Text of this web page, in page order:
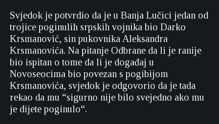
Svjedok je potvrdio da je u Banja Lučici jedan od
trojice poginulih srpskih vojnika bio Darko
Krsmanović, sin pukovnika Aleksandra
Krsmanovića. Na pitanje Odbrane da li je ranije
bio ispitan o tome da li je događaj u
Novoseocima bio povezan s pogibijom
Krsmanovića, svjedok je odgovorio da je tada
rekao da mu “sigurno nije bilo svejedno ako mu
je dijete poginulo“.